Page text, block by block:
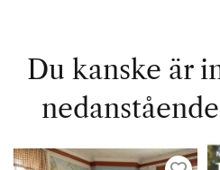
Du kanske är